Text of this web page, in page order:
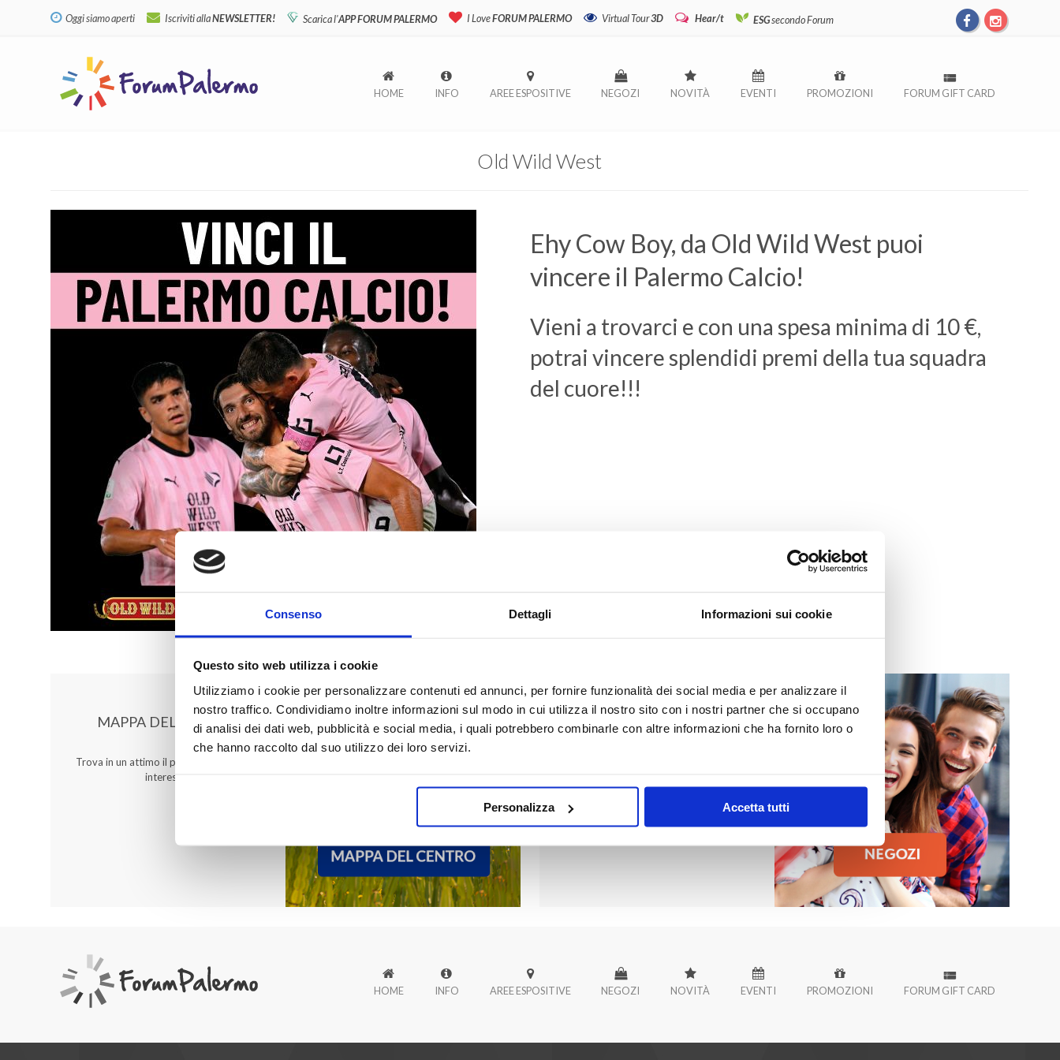
Consenso Dettagli Informazioni sui cookie
Questo sito web utilizza i cookie
Utilizziamo i cookie per personalizzare contenuti ed annunci, per fornire funzionalità dei social media e per analizzare il
nostro traffico. Condividiamo inoltre informazioni sul modo in cui utilizza il nostro sito con i nostri partner che si occupano
di analisi dei dati web, pubblicità e social media, i quali potrebbero combinarle con altre informazioni che ha fornito loro o
che hanno raccolto dal suo utilizzo dei loro servizi.
Personalizza Accetta tutti
Oggi siamo aperti Iscriviti allaNEWSLETTER! Scarica l'APP FORUM PALERMO I LoveFORUM PALERMO Virtual Tour3D Hear/t ESGsecondo Forum
HOME INFO AREE ESPOSITIVE NEGOZI NOVITÀ EVENTI PROMOZIONI FORUM GIFT CARD
Old Wild West
Ehy Cow Boy, da Old Wild West puoi
vincere il Palermo Calcio!
Vieni a trovarci e con una spesa minima di 10 €,
potrai vincere splendidi premi della tua squadra
del cuore!!!
MAPPA DEL CENTRO
Trova in un attimo il punto vendita che ti
interessa!
FORUM PALERMO
HOME INFO AREE ESPOSITIVE NEGOZI NOVITÀ EVENTI PROMOZIONI FORUM GIFT CARD